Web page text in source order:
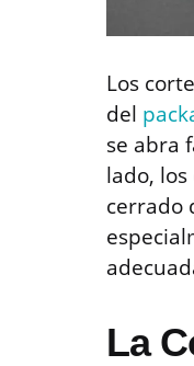
Los
del
se abra
lado,
cerrado
La